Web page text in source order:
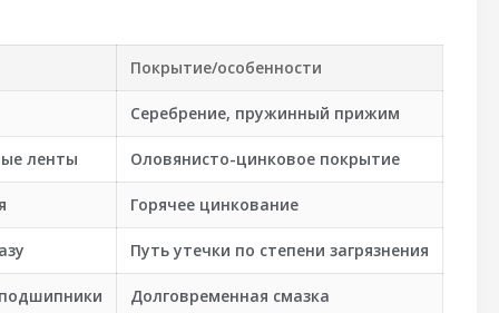
Покрытие/особенности
Серебрение, пружинный прижим
ленты Оловянисто-цинковое покрытие
Горячее цинкование
Путь утечки по степени загрязнения
Долговременная смазка